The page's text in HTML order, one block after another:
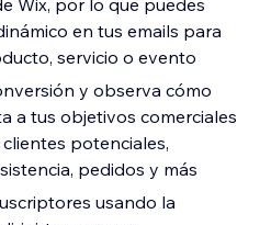
Wix, por lo que puedes
en tus emails para
servicio o evento
y observa cómo
a tus objetivos comerciales
potenciales,
pedidos y más
usando la